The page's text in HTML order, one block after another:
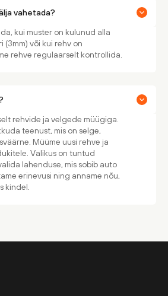
vahetada?
kui muster on kulunud alla
(3mm) või kui rehv on
rehve regulaarselt kontrollida.
rehvide ja velgede müügiga.
teenust, mis on selge,
Müüme uusi rehve ja
Valikus on tuntud
lahenduse, mis sobib auto
erinevusi ning anname nõu,
kindel.